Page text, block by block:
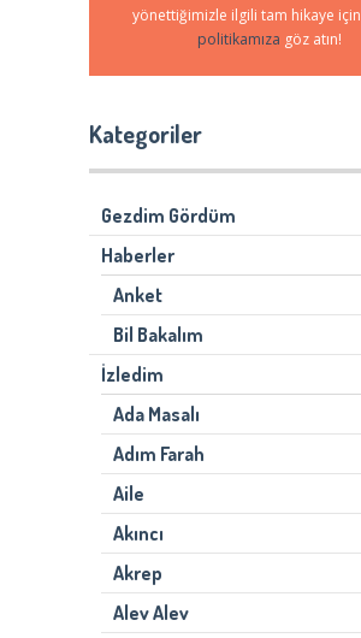
yönettiğimizle ilgili tam hikaye için
politikamıza göz atın!
Kategoriler
Gezdim Gördüm
Haberler
Anket
Bil Bakalım
İzledim
Ada Masalı
Adım Farah
Aile
Akıncı
Akrep
Alev Alev